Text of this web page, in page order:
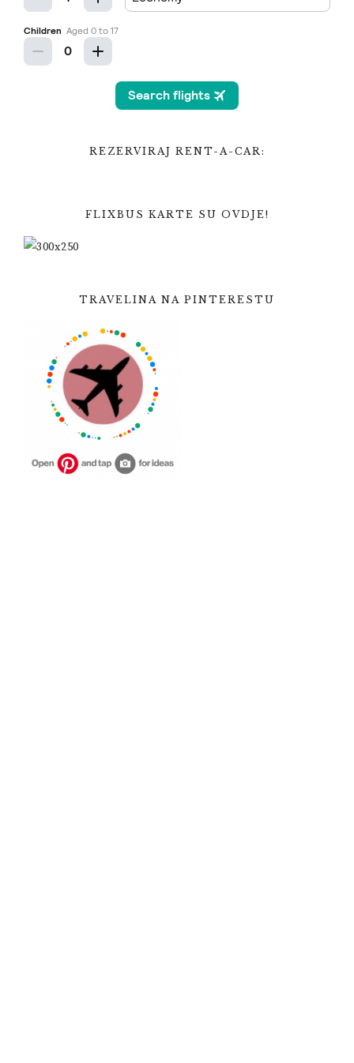
REZERVIRAJ RENT-A-CAR:
FLIXBUS KARTE SU OVDJE!
TRAVELINA NA PINTERESTU